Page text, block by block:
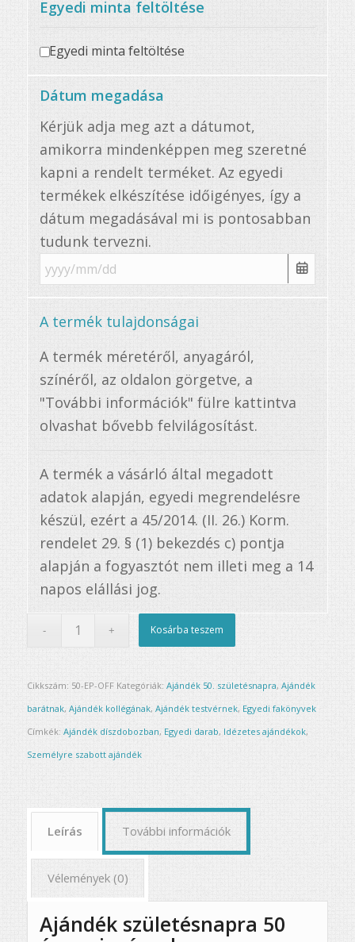
Egyedi minta feltöltése
Egyedi minta feltöltése
Dátum megadása
Kérjük adja meg azt a dátumot,
amikorra mindenképpen meg szeretné
kapni a rendelt terméket. Az egyedi
termékek elkészítése időigényes, így a
dátum megadásával mi is pontosabban
tudunk tervezni.
A termék tulajdonságai
A termék méretéről, anyagáról,
színéről, az oldalon görgetve, a
"További információk" fülre kattintva
olvashat bővebb felvilágosítást.
A termék a vásárló által megadott
adatok alapján, egyedi megrendelésre
készül, ezért a 45/2014. (II. 26.) Korm.
rendelet 29. § (1) bekezdés c) pontja
alapján a fogyasztót nem illeti meg a 14
napos elállási jog.
Kosárba teszem
Cikkszám: 50-EP-OFF Kategóriák: Ajándék 50. születésnapra, Ajándék
barátnak, Ajándék kollégának, Ajándék testvérnek, Egyedi fakönyvek
Címkék: Ajándék díszdobozban, Egyedi darab, Idézetes ajándékok,
Személyre szabott ajándék
Leírás További információk
Vélemények (0)
Ajándék születésnapra 50